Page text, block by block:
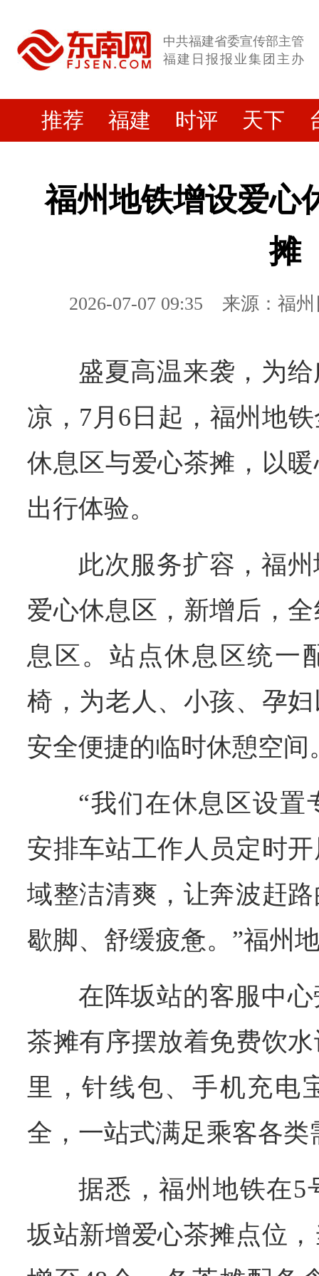
中共福建省委宣传部主管
福建日报报业集团主办
推荐 福建 时评 天下
福州地铁增设爱心
摊
2026-07-07 09:35 来源：福
盛夏高温来袭，为
凉，7月6日起，福州地
休息区与爱心茶摊，以
出行体验。
此次服务扩容，福
爱心休息区，新增后，
息区。站点休息区统一
椅，为老人、小孩、孕
安全便捷的临时休憩空间
“我们在休息区设置
安排车站工作人员定时
域整洁清爽，让奔波赶
歇脚、舒缓疲惫。”福州
在阵坂站的客服中
茶摊有序摆放着免费饮
里，针线包、手机充电
全，一站式满足乘客各类
据悉，福州地铁在5
坂站新增爱心茶摊点位